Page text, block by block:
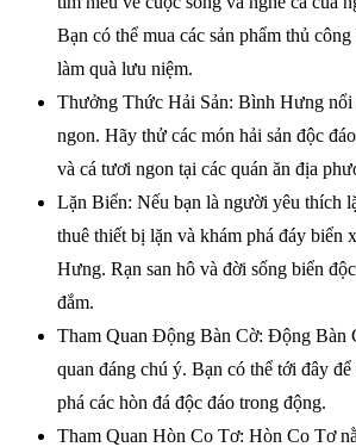
Bạn có thể mua các sản phẩm thủ
làm quà lưu niệm.
Thưởng Thức Hải Sản: Bình Hưng nổi
ngon. Hãy thử các món hải sản độc
và cá tươi ngon tại các quán ăn địa
Lặn Biển: Nếu bạn là người yêu thích
thuê thiết bị lặn và khám phá đáy biển
Hưng. Rạn san hô và đời sống biển
đắm.
Tham Quan Động Bàn Cờ: Động Bàn
quan đáng chú ý. Bạn có thể tới đây
phá các hòn đá độc đáo trong động.
Tham Quan Hòn Co Tơ: Hòn Co Tơ